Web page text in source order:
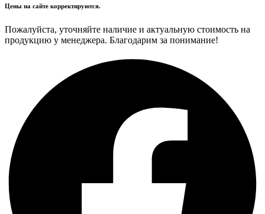
Цены на сайте корректируются.
Пожалуйста, уточняйте наличие и актуальную стоимость на
продукцию у менеджера. Благодарим за понимание!